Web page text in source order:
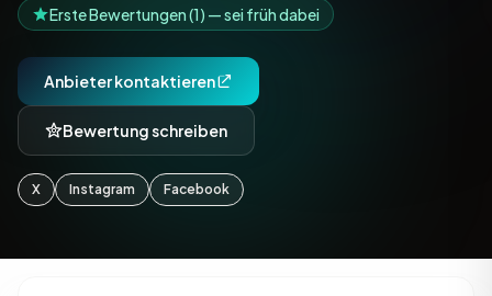
Erste Bewertungen (1) — sei früh dabei
Anbieter kontaktieren
Bewertung schreiben
X Instagram Facebook